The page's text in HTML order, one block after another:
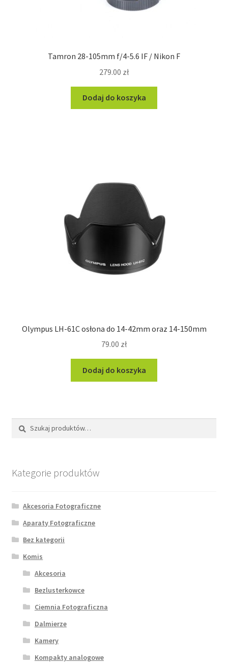
Tamron 28-105mm f/4-5.6 IF / Nikon F
279.00 zł
Dodaj do koszyka
Olympus LH-61C osłona do 14-42mm oraz 14-150mm
79.00 zł
Dodaj do koszyka
Szukaj:
Szukaj
Kategorie produktów
Akcesoria Fotograficzne
Aparaty Fotograficzne
Bez kategorii
Komis
Akcesoria
Bezlusterkowce
Ciemnia Fotograficzna
Dalmierze
Kamery
Kompakty analogowe